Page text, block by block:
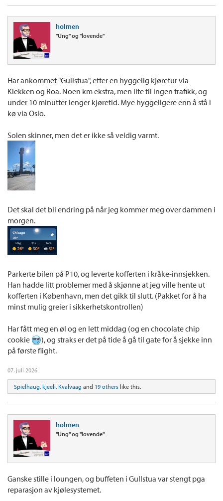
holmen
"Ung" og "lovende"
Har ankommet "Gullstua", etter en hyggelig kjøretur via
Klekken og Roa. Noen km ekstra, men lite til ingen trafikk, og
under 10 minutter lenger kjøretid. Mye hyggeligere enn å stå i
kø via Oslo.
Solen skinner, men det er ikke så veldig varmt.
Det skal det bli endring på når jeg kommer meg over dammen i
morgen.
Parkerte bilen på P10, og leverte kofferten i kråke-innsjekken.
Han hadde litt problemer med å skjønne at jeg ville hente ut
kofferten i København, men det gikk til slutt. (Pakket for å ha
minst mulig greier i sikkerhetskontrollen)
Har fått meg en øl og en lett middag (og en chocolate chip
cookie
), og straks er det på tide å gå til gate for å sjekke inn
på første flight.
07. juli 2026
Spielhaug, kjeeli, Kvalvaag and 19 others like this.
holmen
"Ung" og "lovende"
Ganske stille i loungen, og buffeten i Gullstua var stengt pga
reparasjon av kjølesystemet.